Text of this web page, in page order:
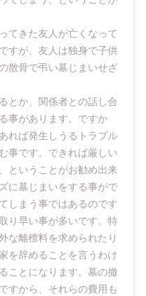
てきた友人が亡くなって
すが、友人は独身で子供
散骨で弔い墓じまいせざ
とか、関係者との話し合
事があります。ですか
れば発生しうるトラブル
事です。できれば厳しい
ということがお勧め出来
に墓じまいをする事がで
しまう事ではあるのです
り早い事が多いです。特
な離檀料を求められたり
を辞めることを言うわけ
ことになります。墓の撤
すから、それらの費用も